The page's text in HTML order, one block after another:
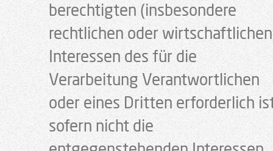
berechtigten (insbesondere
rechtlichen oder
Interessen des für die
Verarbeitung Verantwortlichen
oder eines Dritten erforderlich
sofern nicht die